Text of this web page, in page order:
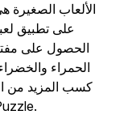
الألعاب الصغيرة هي
على تطبيق لعبة
الحصول على مفتاح
كسب المزيد من
Puzzle